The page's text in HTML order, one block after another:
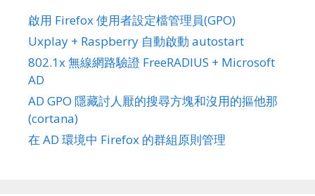
啟用 Firefox 使用者設定檔管理員(GPO)
Uxplay + Raspberry 自動啟動 autostart
802.1x 無線網路驗證 FreeRADIUS + Microsoft
AD
AD GPO 隱藏討人厭的搜尋方塊和沒用的摳他那
(cortana)
在 AD 環境中 Firefox 的群組原則管理